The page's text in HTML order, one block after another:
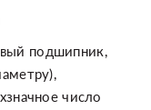
подшипник,
число